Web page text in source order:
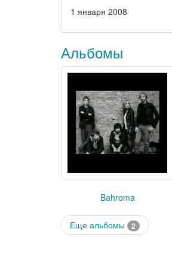
1 января 2008
Альбомы
Bahroma
Еще альбомы 2